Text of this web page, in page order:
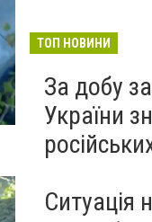
ТОП НОВИНИ
За добу
України
Ситуація